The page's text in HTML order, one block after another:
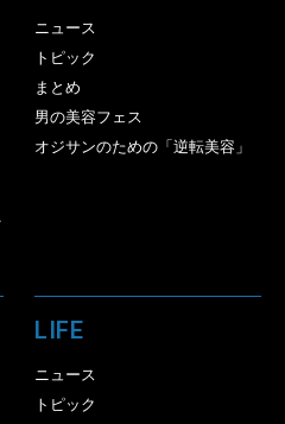
ニュース
トピック
まとめ
男の美容フェス
オジサンのための「逆転美容」
LIFE
ニュース
トピック